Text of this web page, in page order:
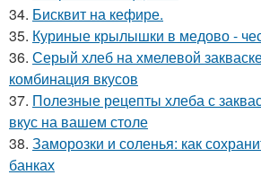
34. Бисквит на кефире.
35. Куриные крылышки в медово -
36. Серый хлеб на хмелевой
комбинация вкусов
37. Полезные рецепты хлеба с
вкус на вашем столе
38. Заморозки и соленья: как
банках